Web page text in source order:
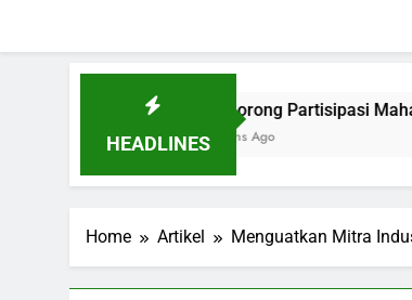
HEADLINES
Mendorong Partisipasi Mahasiswa
3 Months Ago
Home Artikel Menguatkan Mitra